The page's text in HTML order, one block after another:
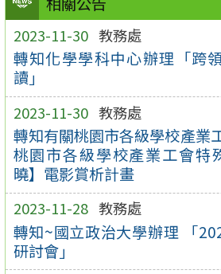
2023-11-30 教務處
轉知化學學科中心辦理「跨
讀」
2023-11-30 教務處
轉知有關桃園市各級學校產業
桃園市各級學校產業工會
曉】電影賞析計畫
2023-11-28 教務處
轉知~國立政治大學辦理 「
研討會」